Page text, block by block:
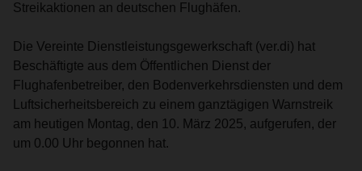
Streikaktionen an deutschen Flughäfen.
Die Vereinte Dienstleistungsgewerkschaft (ver.di) hat
Beschäftigte aus dem Öffentlichen Dienst der
Flughafenbetreiber, den Bodenverkehrsdiensten und dem
Luftsicherheitsbereich zu einem ganztägigen Warnstreik
am heutigen Montag, den 10. März 2025, aufgerufen, der
um 0.00 Uhr begonnen hat.